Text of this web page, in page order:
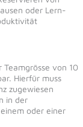
oder Lern-
von 10
Hierfür muss
zugewiesen
in der
oder einer